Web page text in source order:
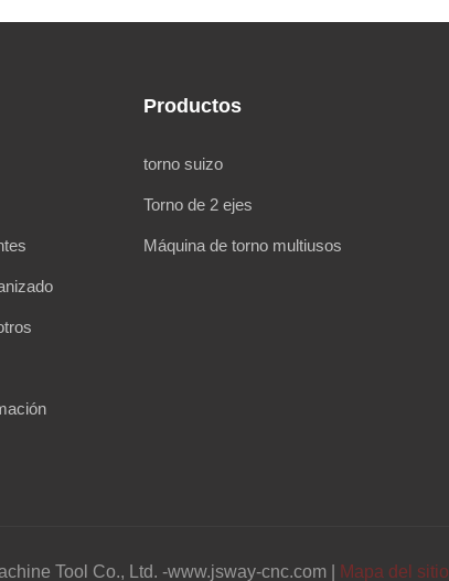
Productos
torno suizo
Torno de 2 ejes
Máquina de torno multiusos
Tool Co., Ltd. -www.jsway-cnc.com | Mapa del sitio